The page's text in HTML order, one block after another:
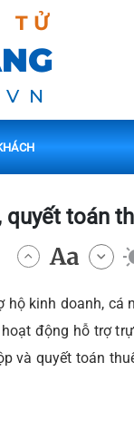
TỬ
quyết toán
kinh doanh, cá
động hỗ trợ
và quyết toán